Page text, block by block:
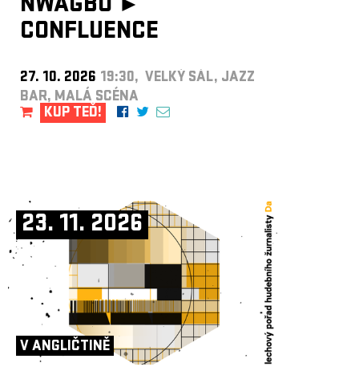
NWAGBO ►
CONFLUENCE
27. 10. 2026 19:30, VELKÝ SÁL, JAZZ
BAR, MALÁ SCÉNA
KUP TEĎ!
23. 11. 2026
V ANGLIČTINĚ